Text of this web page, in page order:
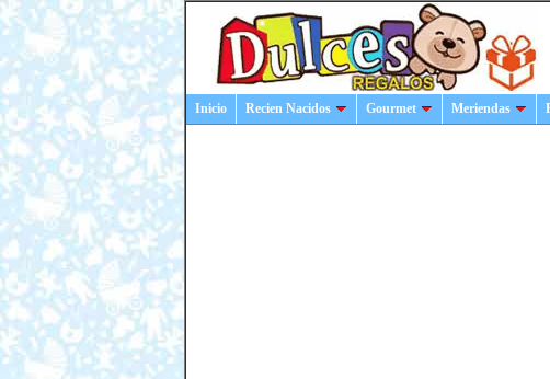
Inicio Recien Nacidos Gourmet Meriendas